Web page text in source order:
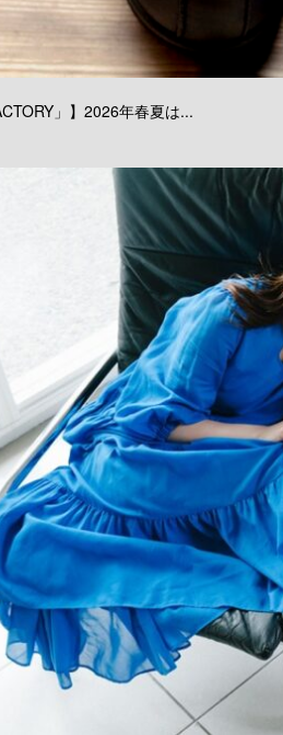
」】2026年春夏は...